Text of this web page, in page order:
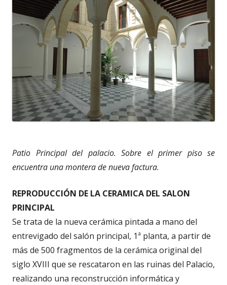
Patio Principal del palacio. Sobre el primer piso se
encuentra una montera de nueva factura.
REPRODUCCIÓN DE LA CERAMICA DEL SALON
PRINCIPAL
Se trata de la nueva cerámica pintada a mano del
entrevigado del salón principal, 1ª planta, a partir de
más de 500 fragmentos de la cerámica original del
siglo XVIII que se rescataron en las ruinas del Palacio,
realizando una reconstrucción informática y